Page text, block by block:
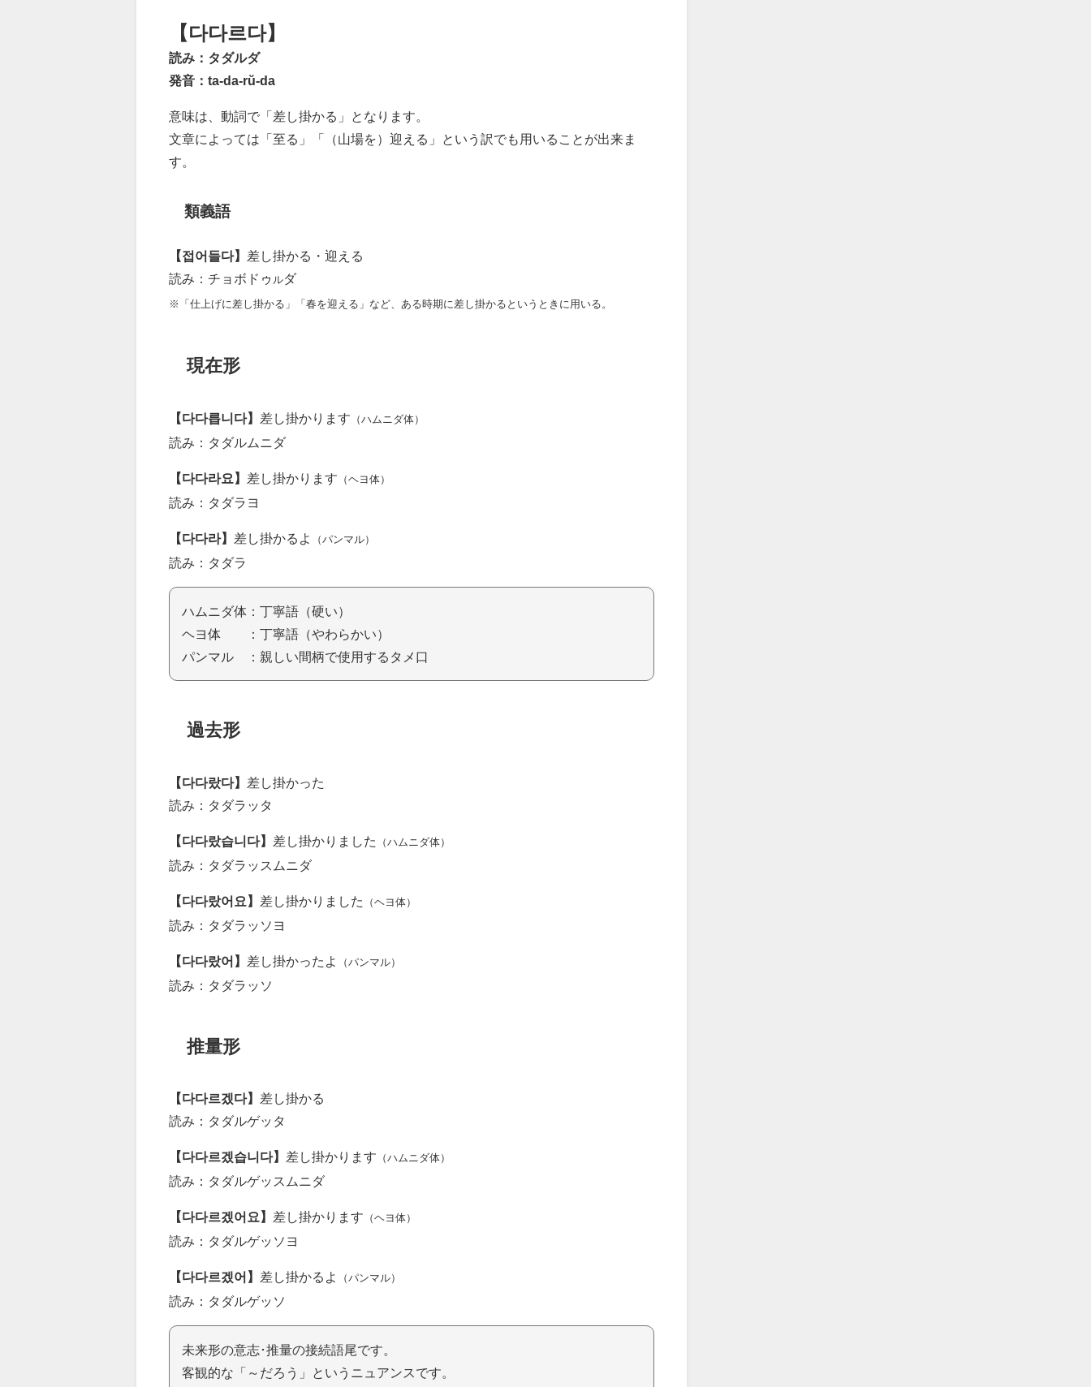
【다다르다】
読み：タダルダ
発音：ta-da-rŭ-da
意味は、動詞で「差し掛かる」となります。
文章によっては「至る」「（山場を）迎える」という訳でも用いることが出来ま
す。
類義語
【접어들다】 差し掛かる・迎える
読み：チョボドゥ ルダ
※「仕上げに差し掛かる」「春を迎える」など、ある時期に差し掛かるというときに用いる。
現在形
【다다릅니다】 差し掛かります （ハムニダ体）
読み：タダルムニダ
【다다라요】 差し掛かります （ヘヨ体）
読み：タダラヨ
【다다라】 差し掛かるよ （パンマル）
読み：タダラ
ハムニダ体：丁寧語（硬い）
ヘヨ体 ：丁寧語（やわらかい）
パンマル ：親しい間柄で使用するタメ口
過去形
【다다랐다】 差し掛かった
読み：タダラッタ
【다다랐습니다】 差し掛かりました （ハムニダ体）
読み：タダラッスムニダ
【다다랐어요】 差し掛かりました （ヘヨ体）
読み：タダラッソヨ
【다다랐어】 差し掛かったよ （パンマル）
読み：タダラッソ
推量形
【다다르겠다】 差し掛かる
読み：タダルゲッタ
【다다르겠습니다】 差し掛かります （ハムニダ体）
読み：タダルゲッスムニダ
【다다르겠어요】 差し掛かります （ヘヨ体）
読み：タダルゲッソヨ
【다다르겠어】 差し掛かるよ （パンマル）
読み：タダルゲッソ
未来形の意志･推量の接続語尾です。
客観的な「～だろう」というニュアンスです。